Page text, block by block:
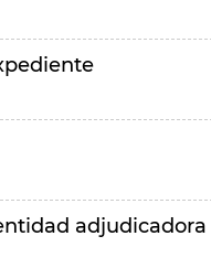
adjudicadora